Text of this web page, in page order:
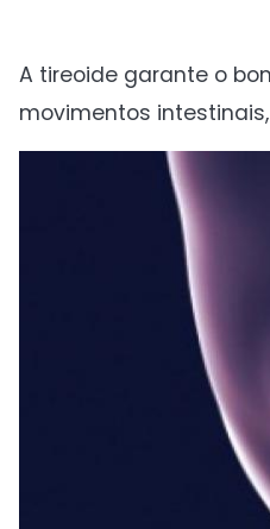
A tireoide garante o
movimentos